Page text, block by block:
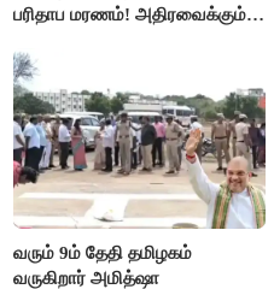
பரிதாப மரணம்! அதிரவைக்கும்
வரும் 9ம் தேதி தமிழகம்
வருகிறார் அமித்ஷா